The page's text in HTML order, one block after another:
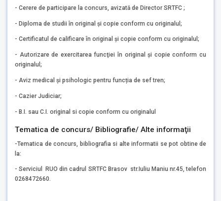
- Cerere de participare la concurs, avizată de Director SRTFC ;
- Diploma de studii în original şi copie conform cu originalul;
- Certificatul de calificare în original şi copie conform cu originalul;
- Autorizare de exercitarea funcţiei în original şi copie conform cu
originalul;
- Aviz medical și psihologic pentru funcția de sef tren;
- Cazier Judiciar;
- B.I. sau C.I. original si copie conform cu originalul
Tematica de concurs/ Bibliografie/ Alte informaţii
-Tematica de concurs, bibliografia si alte informatii se pot obtine de
la:
- Serviciul RUO din cadrul SRTFC Brasov str.Iuliu Maniu nr.45, telefon
0268472660.